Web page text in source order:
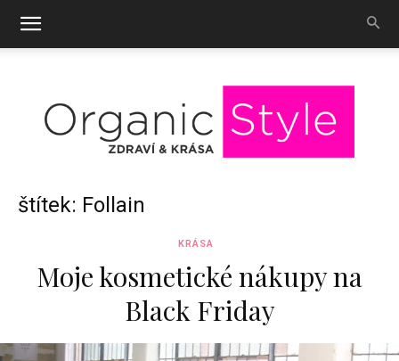
štítek: Follain
KRÁSA
Moje kosmetické nákupy na
Black Friday